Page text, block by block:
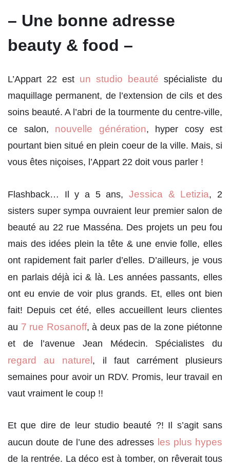
– Une bonne adresse
beauty & food –
L’Appart 22 est un studio beauté spécialiste du
maquillage permanent, de l’extension de cils et des
soins beauté. A l’abri de la tourmente du centre-ville,
ce salon, nouvelle génération, hyper cosy est
pourtant bien situé en plein coeur de la ville. Mais, si
vous êtes niçoises, l’Appart 22 doit vous parler !
Flashback… Il y a 5 ans, Jessica & Letizia, 2
sisters super sympa ouvraient leur premier salon de
beauté au 22 rue Masséna. Des projets un peu fou
mais des idées plein la tête & une envie folle, elles
ont rapidement fait parler d’elles. D’ailleurs, je vous
en parlais déjà ici & là. Les années passants, elles
ont eu envie de voir plus grands. Et, elles ont bien
fait! Depuis cet été, elles accueillent leurs clientes
au 7 rue Rosanoff, à deux pas de la zone piétonne
et de l’avenue Jean Médecin. Spécialistes du
regard au naturel , il faut carrément plusieurs
semaines pour avoir un RDV. Promis, leur travail en
vaut vraiment le coup !!
Et que dire de leur studio beauté ?! Il s’agit sans
aucun doute de l’une des adresses les plus hypes
de la rentrée. La déco est à tomber, on rêverait tous